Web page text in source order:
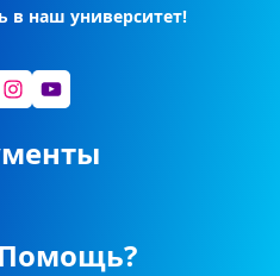
в наш университет!
Instagram YouTube